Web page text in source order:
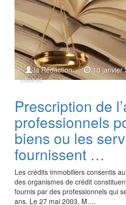
la Rédaction 10 janvier
affaires
Prescription de
professionnels
biens ou les
fournissent …
Les crédits immobiliers consentis
des organismes de crédit
fournis par des professionnels qui
ans. Le 27 mai 2003, M….